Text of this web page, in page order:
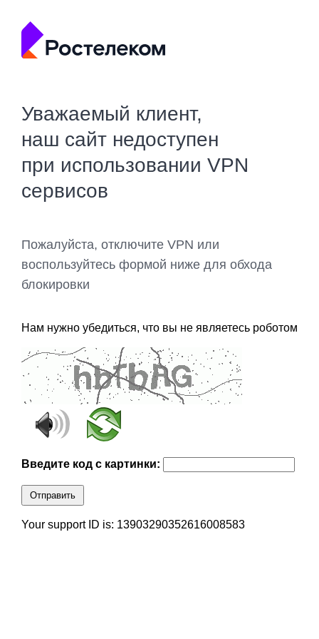
Уважаемый клиент,
наш сайт недоступен
при использовании VPN
сервисов
Пожалуйста, отключите VPN или
воспользуйтесь формой ниже для обхода
блокировки
Нам нужно убедиться, что вы не являетесь роботом
Введите код с картинки:
Отправить
Your support ID is: 13903290352616008583